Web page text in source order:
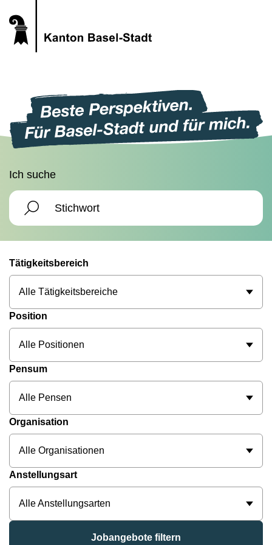
Ich suche
Tätigkeitsbereich
Alle Tätigkeitsbereiche
Position
Alle Positionen
Pensum
Alle Pensen
Organisation
Alle Organisationen
Anstellungsart
Alle Anstellungsarten
Jobangebote filtern